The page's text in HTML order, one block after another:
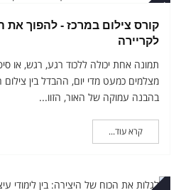
קורס צילום במרכז - להפוך את
לקריירה
תמונה אחת יכולה ללכוד רגע, רגש, או
מצלמים כמעט מדי יום, ההבדל בין צילום
בהבנה עמוקה של האור, הזוו...
קרא עוד...